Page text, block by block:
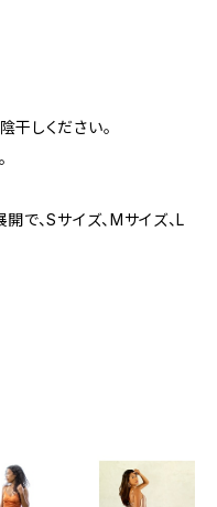
干しください。
開で、Sサイズ、Mサイズ、L